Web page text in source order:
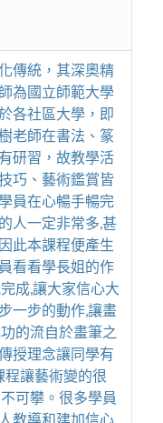
傳統，其深奧精
為國立師範大學
各社區大學，即
老師在書法、篆
研習，故教學活
巧、藝術鑑賞皆
員在心暢手暢完
人一定非常多,甚
此本課程便產生
看看學長姐的作
成,讓大家信心大
一步的動作,讓畫
的流自於畫筆之
授理念讓同學有
讓藝術變的很
可攀。很多學員
教導和建加信心,